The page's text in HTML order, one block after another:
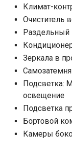
Климат-
Очиститель
Раздельный
Зеркала в
Подсветка:
освещение
Подсветка
Бортовой
Камеры